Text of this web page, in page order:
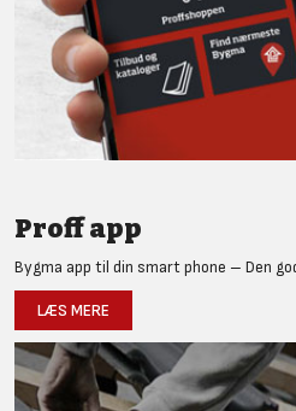
Proff app
Bygma app til din smart phone – Den
LÆS MERE